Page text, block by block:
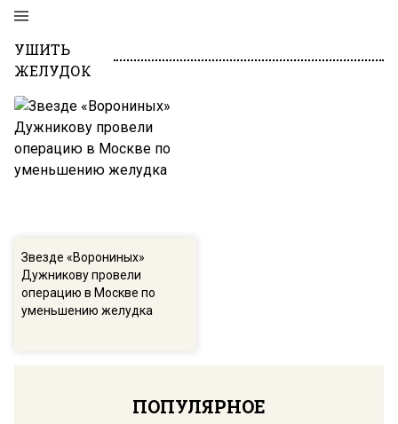
УШИТЬ
ЖЕЛУДОК
Звезде «Ворониных»
Дужникову провели
операцию в Москве по
уменьшению желудка
ПОПУЛЯРНОЕ